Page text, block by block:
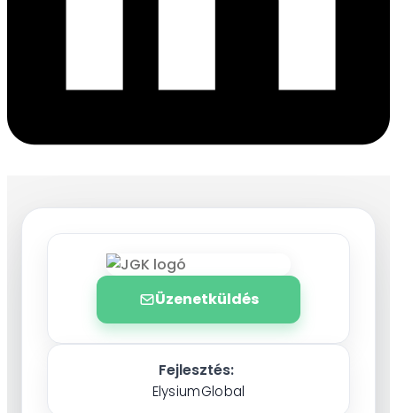
Üzenetküldés
Fejlesztés:
ElysiumGlobal